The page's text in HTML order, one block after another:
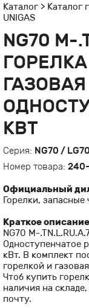
Каталог> Каталог
UNIGAS
NG70 M-
ГОРЕЛКА
ГАЗОВАЯ
КВТ
Серия: NG70 /
Номер товара:
Официальный
Горелки,
Краткое
NG70 M-
Одноступенчатое
кВт. В комплект
горелкой и
Чтоб купить
наличия на
почту.